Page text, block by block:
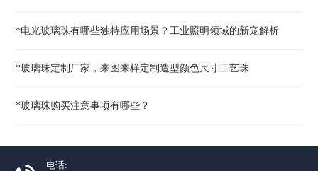
*电光玻璃珠有哪些独特应用场景？工业照明领域的新宠解析
*玻璃珠定制厂家，来图来样定制造型颜色尺寸工艺珠
*玻璃珠购买注意事项有哪些？
电话: